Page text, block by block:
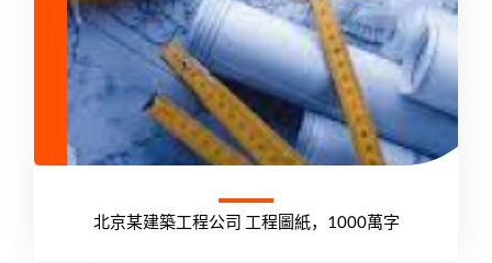
北京某建築工程公司 工程圖紙，1000萬字